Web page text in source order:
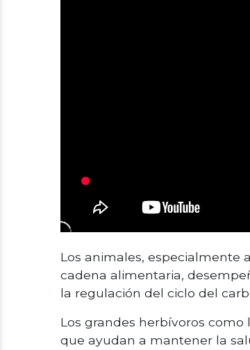
Los animales, especialmente
cadena alimentaria,
la regulación del ciclo del
Los grandes herbívoros
que ayudan a mantener la